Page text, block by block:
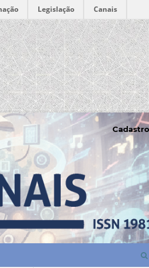
Legislação Canais
Cadastro